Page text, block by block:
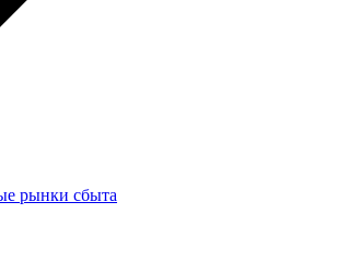
рынки сбыта